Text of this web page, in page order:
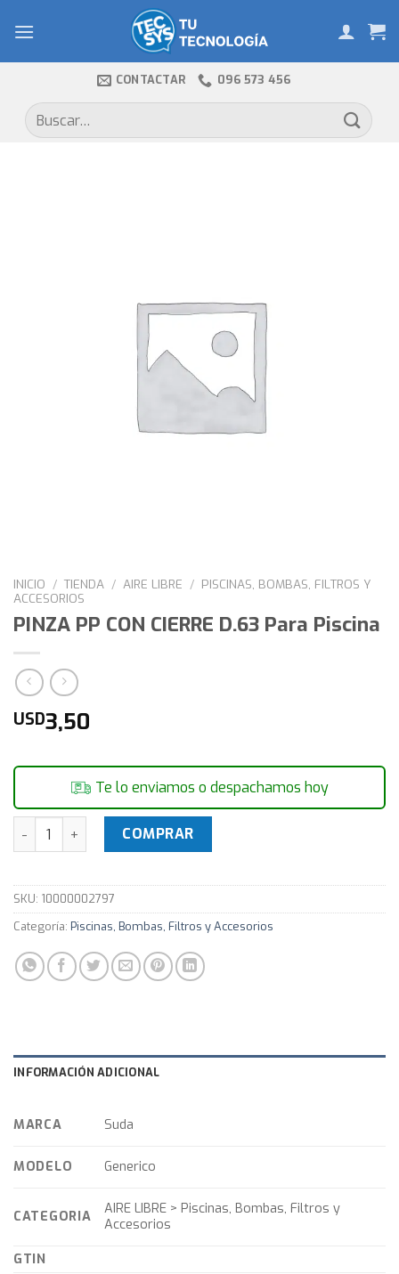
CONTACTAR 096 573 456
Buscar
por:
INICIO / TIENDA / AIRE LIBRE / PISCINAS, BOMBAS, FILTROS Y
ACCESORIOS
PINZA PP CON CIERRE D.63 Para Piscina
USD3,50
Te lo enviamos o despachamos hoy
PINZA PP CON CIERRE D.63 Para Piscina cantidad
COMPRAR
SKU: 10000002797
Categoría: Piscinas, Bombas, Filtros y Accesorios
INFORMACIÓN ADICIONAL
MARCA Suda
MODELO Generico
CATEGORIA
AIRE LIBRE > Piscinas, Bombas, Filtros y
Accesorios
GTIN